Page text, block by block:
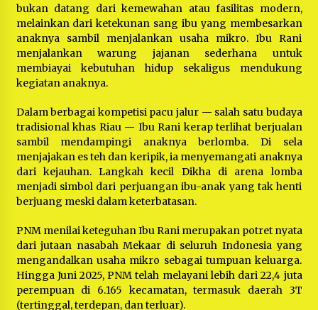
bukan datang dari kemewahan atau fasilitas modern,
melainkan dari ketekunan sang ibu yang membesarkan
anaknya sambil menjalankan usaha mikro. Ibu Rani
menjalankan warung jajanan sederhana untuk
membiayai kebutuhan hidup sekaligus mendukung
kegiatan anaknya.
Dalam berbagai kompetisi pacu jalur — salah satu budaya
tradisional khas Riau — Ibu Rani kerap terlihat berjualan
sambil mendampingi anaknya berlomba. Di sela
menjajakan es teh dan keripik, ia menyemangati anaknya
dari kejauhan. Langkah kecil Dikha di arena lomba
menjadi simbol dari perjuangan ibu-anak yang tak henti
berjuang meski dalam keterbatasan.
PNM menilai keteguhan Ibu Rani merupakan potret nyata
dari jutaan nasabah Mekaar di seluruh Indonesia yang
mengandalkan usaha mikro sebagai tumpuan keluarga.
Hingga Juni 2025, PNM telah melayani lebih dari 22,4 juta
perempuan di 6.165 kecamatan, termasuk daerah 3T
(tertinggal, terdepan, dan terluar).